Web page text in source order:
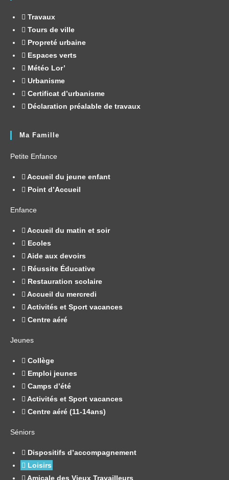
Travaux
Tours de ville
Propreté urbaine
Espaces verts
Météo Lor’
Urbanisme
Certificat d’urbanisme
Déclaration préalable de travaux
Ma Famille
Petite Enfance
Accueil du jeune enfant
Point d’Accueil
Enfance
Accueil du matin et soir
Ecoles
Aide aux devoirs
Réussite Éducative
Restauration scolaire
Accueil du mercredi
Activités et Sport vacances
Centre aéré
Jeunes
Collège
Emploi jeunes
Camps d’été
Activités et Sport vacances
Centre aéré (11-14ans)
Séniors
Dispositifs d’accompagnement
Loisirs
Amicale des Vieux Travailleurs